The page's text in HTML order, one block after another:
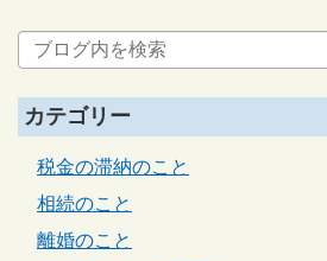
カテゴリー
税金の滞納のこと
相続のこと
離婚のこと